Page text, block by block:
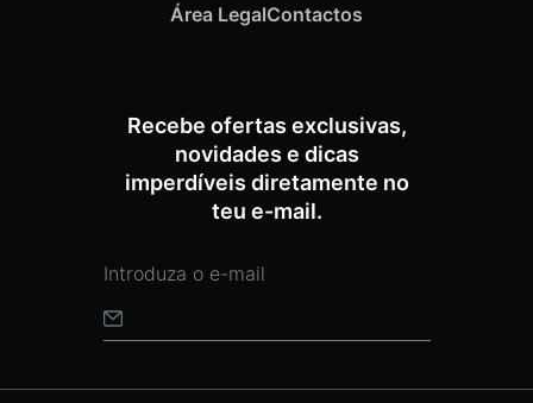
Recebe ofertas exclusivas,
novidades e dicas
imperdíveis diretamente no
teu e-mail.
Área LegalContactos